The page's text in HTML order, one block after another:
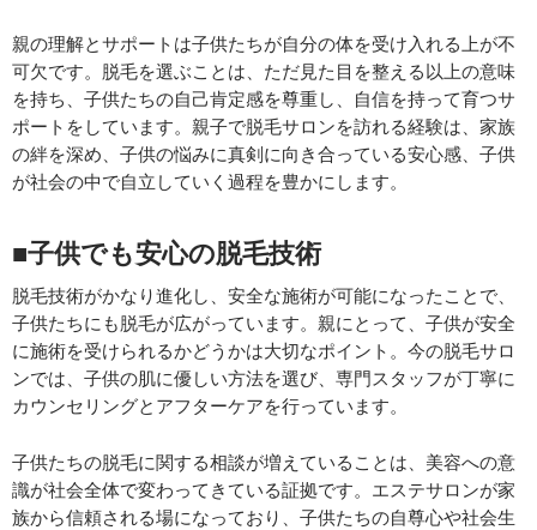
親の理解とサポートは子供たちが自分の体を受け入れる上が不
可欠です。脱毛を選ぶことは、ただ見た目を整える以上の意味
を持ち、子供たちの自己肯定感を尊重し、自信を持って育つサ
ポートをしています。親子で脱毛サロンを訪れる経験は、家族
の絆を深め、子供の悩みに真剣に向き合っている安心感、子供
が社会の中で自立していく過程を豊かにします。
■子供でも安心の脱毛技術
脱毛技術がかなり進化し、安全な施術が可能になったことで、
子供たちにも脱毛が広がっています。親にとって、子供が安全
に施術を受けられるかどうかは大切なポイント。今の脱毛サロ
ンでは、子供の肌に優しい方法を選び、専門スタッフが丁寧に
カウンセリングとアフターケアを行っています。
子供たちの脱毛に関する相談が増えていることは、美容への意
識が社会全体で変わってきている証拠です。エステサロンが家
族から信頼される場になっており、子供たちの自尊心や社会生